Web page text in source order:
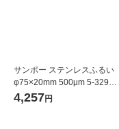
サンポー ステンレスふるい
φ75×20mm 500μm 5-3294-
33 1個
4,257円